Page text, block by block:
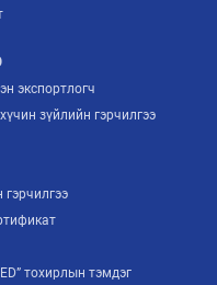
экспортлогч
зүйлийн гэрчилгээ
гэрчилгээ
тохирлын тэмдэг